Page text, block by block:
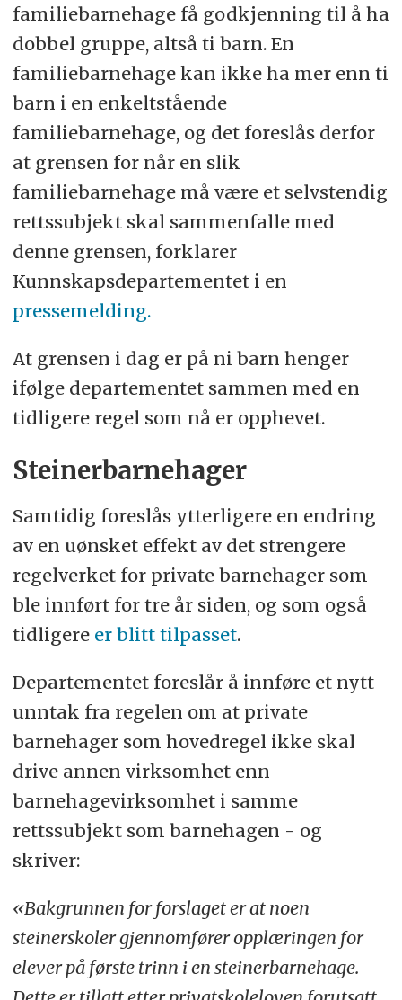
familiebarnehage få godkjenning til å ha
dobbel gruppe, altså ti barn. En
familiebarnehage kan ikke ha mer enn ti
barn i en enkeltstående
familiebarnehage, og det foreslås derfor
at grensen for når en slik
familiebarnehage må være et selvstendig
rettssubjekt skal sammenfalle med
denne grensen, forklarer
Kunnskapsdepartementet i en
pressemelding.
At grensen i dag er på ni barn henger
ifølge departementet sammen med en
tidligere regel som nå er opphevet.
Steinerbarnehager
Samtidig foreslås ytterligere en endring
av en uønsket effekt av det strengere
regelverket for private barnehager som
ble innført for tre år siden, og som også
tidligere er blitt tilpasset.
Departementet foreslår å innføre et nytt
unntak fra regelen om at private
barnehager som hovedregel ikke skal
drive annen virksomhet enn
barnehagevirksomhet i samme
rettssubjekt som barnehagen - og
skriver:
«Bakgrunnen for forslaget er at noen
steinerskoler gjennomfører opplæringen for
elever på første trinn i en steinerbarnehage.